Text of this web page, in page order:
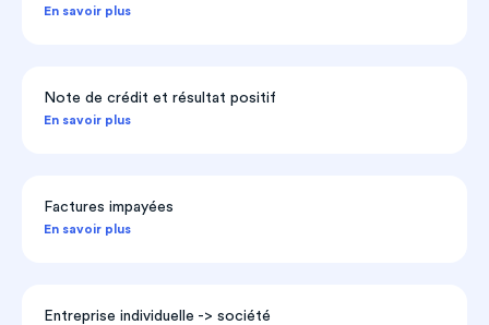
En savoir plus
Note de crédit et résultat positif
En savoir plus
Factures impayées
En savoir plus
Entreprise individuelle -> société